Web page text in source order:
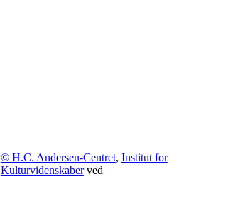
© H.C. Andersen-Centret, Institut for
Kulturvidenskaberved